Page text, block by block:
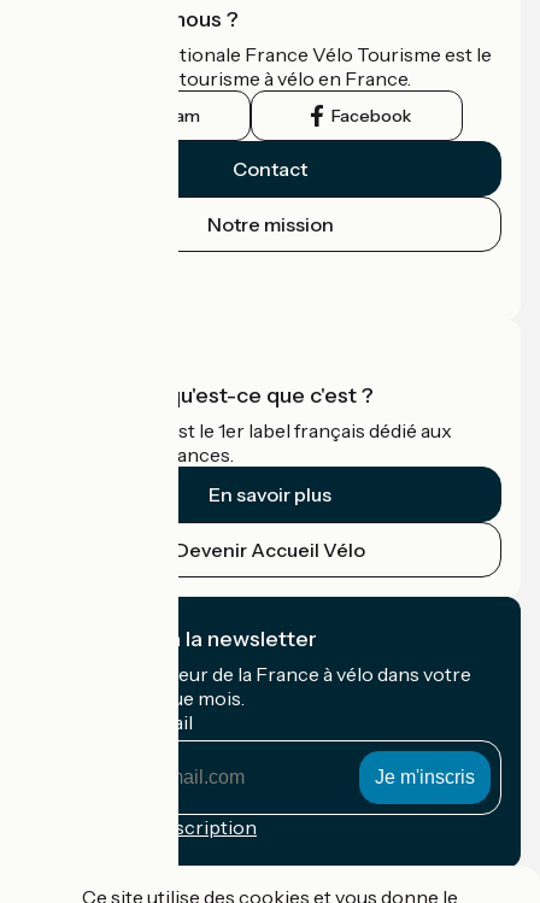
Qui sommes-nous ?
L'association nationale France Vélo Tourisme est le
guide officiel du tourisme à vélo en France.
Instagram Facebook
Contact
Notre mission
Accueil Vélo qu'est-ce que c'est ?
Accueil Vélo c'est le 1er label français dédié aux
cyclistes en vacances.
En savoir plus
Devenir Accueil Vélo
Je m'abonne à la newsletter
Recevez le meilleur de la France à vélo dans votre
boîte mail chaque mois.
Mon adresse mail
Conditions d'inscription
Ce site utilise des cookies et vous donne le